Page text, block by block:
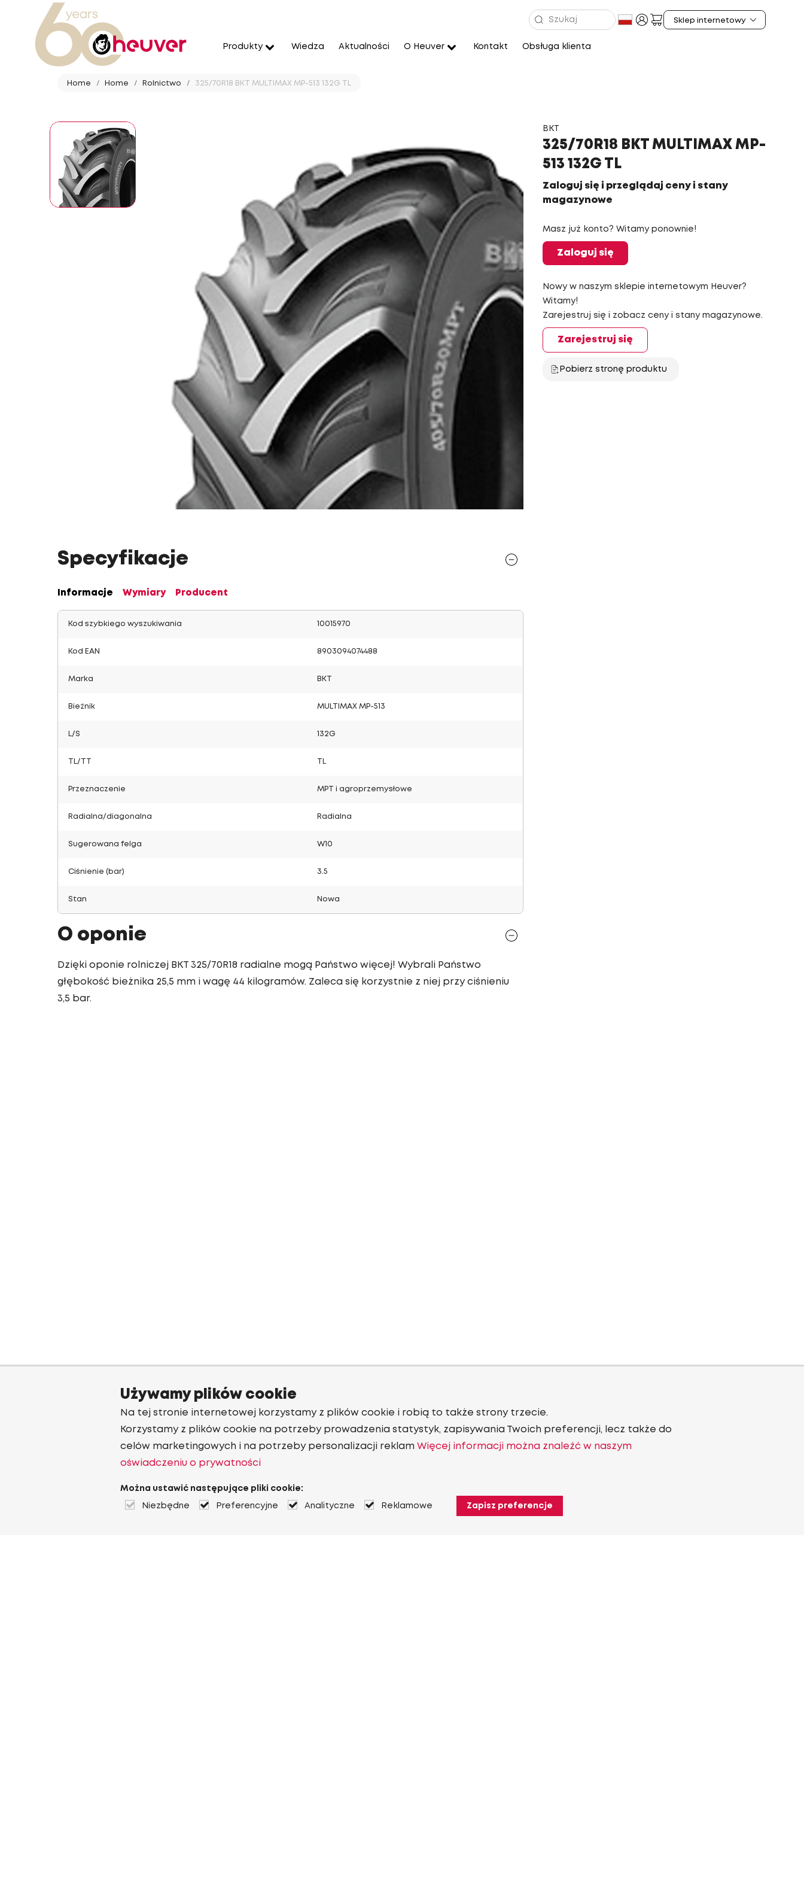
Produkty Wiedza Aktualności O Heuver Kontakt Obsługa klienta
Home Home Rolnictwo 325/70R18 BKT MULTIMAX MP-513 132G TL
BKT
325/70R18 BKT MULTIMAX MP-
513 132G TL
Zaloguj się i przeglądaj ceny i stany
magazynowe
Masz już konto? Witamy ponownie!
Zaloguj się
Nowy w naszym sklepie internetowym Heuver?
Witamy!
Zarejestruj się i zobacz ceny i stany magazynowe.
Zarejestruj się
Pobierz stronę produktu
Specyfikacje
Informacje Wymiary Producent
Kod szybkiego wyszukiwania 10015970
Kod EAN 8903094074488
Marka BKT
Bieżnik MULTIMAX MP-513
L/S 132G
TL/TT
Przeznaczenie MPT i agroprzemysłowe
Radialna/diagonalna Radialna
Sugerowana felga W10
Ciśnienie (bar) 3.5
Stan Nowa
O oponie
Dzięki oponie rolniczej BKT 325/70R18 radialne mogą Państwo więcej! Wybrali Państwo
głębokość bieżnika 25,5 mm i wagę 44 kilogramów. Zaleca się korzystnie z niej przy ciśnieniu
3,5 bar.
Używamy plików cookie
Na tej stronie internetowej korzystamy z plików cookie i robią to także strony trzecie.
Korzystamy z plików cookie na potrzeby prowadzenia statystyk, zapisywania Twoich preferencji, lecz także do
celów marketingowych i na potrzeby personalizacji reklam Więcej informacji można znaleźć w naszym
oświadczeniu o prywatności
Można ustawić następujące pliki cookie:
Niezbędne Preferencyjne Analityczne Reklamowe Zapisz preferencje